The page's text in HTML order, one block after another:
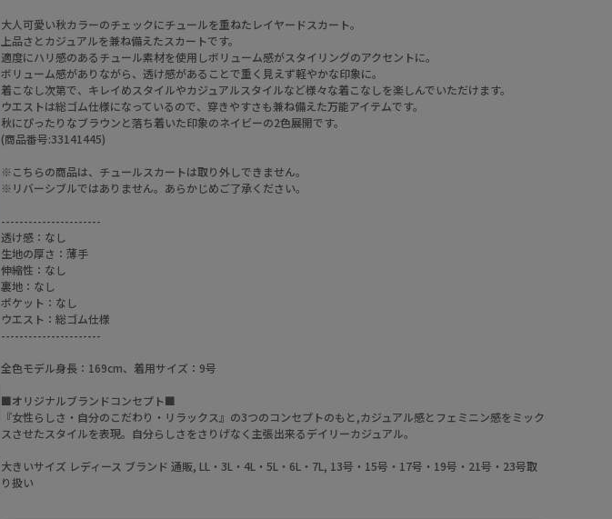
大人可愛い秋カラーのチェックにチュールを重ねたレイヤードスカート。
上品さとカジュアルを兼ね備えたスカートです。
適度にハリ感のあるチュール素材を使用しボリューム感がスタイリングのアクセントに。
ボリューム感がありながら、透け感があることで重く見えず軽やかな印象に。
着こなし次第で、キレイめスタイルやカジュアルスタイルなど様々な着こなしを楽しんでいただけます。
ウエストは総ゴム仕様になっているので、穿きやすさも兼ね備えた万能アイテムです。
秋にぴったりなブラウンと落ち着いた印象のネイビーの2色展開です。
(商品番号:33141445)
※こちらの商品は、チュールスカートは取り外しできません。
※リバーシブルではありません。あらかじめご了承ください。
----------------------
透け感：なし
生地の厚さ：薄手
伸縮性：なし
裏地：なし
ポケット：なし
ウエスト：総ゴム仕様
----------------------
全色モデル身長：169cm、着用サイズ：9号
■オリジナルブランドコンセプト■
『女性らしさ・自分のこだわり・リラックス』の3つのコンセプトのもと,カジュアル感とフェミニン感をミック
スさせたスタイルを表現。自分らしさをさりげなく主張出来るデイリーカジュアル。
大きいサイズ レディース ブランド 通販, LL・3L・4L・5L・6L・7L, 13号・15号・17号・19号・21号・23号取
り扱い